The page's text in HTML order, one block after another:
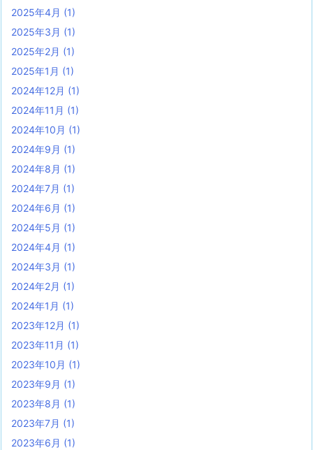
2025年4月 (1)
2025年3月 (1)
2025年2月 (1)
2025年1月 (1)
2024年12月 (1)
2024年11月 (1)
2024年10月 (1)
2024年9月 (1)
2024年8月 (1)
2024年7月 (1)
2024年6月 (1)
2024年5月 (1)
2024年4月 (1)
2024年3月 (1)
2024年2月 (1)
2024年1月 (1)
2023年12月 (1)
2023年11月 (1)
2023年10月 (1)
2023年9月 (1)
2023年8月 (1)
2023年7月 (1)
2023年6月 (1)